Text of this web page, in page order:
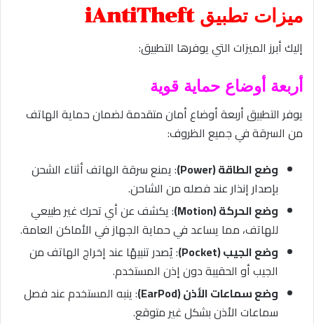
ميزات تطبيق iAntiTheft
إليك أبرز الميزات التي يوفرها التطبيق:
أربعة أوضاع حماية قوية
يوفر التطبيق أربعة أوضاع أمان متقدمة لضمان حماية الهاتف
من السرقة في جميع الظروف:
وضع الطاقة (Power)
: يمنع سرقة الهاتف أثناء الشحن
بإصدار إنذار عند فصله من الشاحن.
وضع الحركة (Motion)
: يكشف عن أي تحرك غير طبيعي
للهاتف، مما يساعد في حماية الجهاز في الأماكن العامة.
وضع الجيب (Pocket)
: يُصدر تنبيهًا عند إخراج الهاتف من
الجيب أو الحقيبة دون إذن المستخدم.
وضع سماعات الأذن (EarPod)
: ينبه المستخدم عند فصل
سماعات الأذن بشكل غير متوقع.